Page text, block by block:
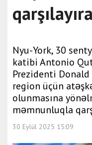
Nyu-York, 30
katibi Antonio
Prezidenti Donald
region üçün
olunmasına
məmnunluqla
30 Eylül 2025 15:09